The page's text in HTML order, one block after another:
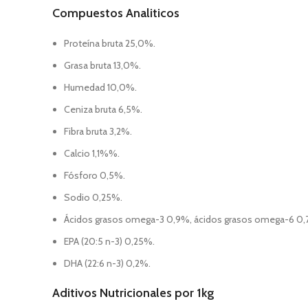
Compuestos Analiticos
Proteína bruta 25,0%.
Grasa bruta 13,0%.
Humedad 10,0%.
Ceniza bruta 6,5%.
Fibra bruta 3,2%.
Calcio 1,1%%.
Fósforo 0,5%.
Sodio 0,25%.
Ácidos grasos omega-3 0,9%, ácidos grasos omega-6
EPA (20:5 n-3) 0,25%.
DHA (22:6 n-3) 0,2%.
Aditivos Nutricionales por 1kg